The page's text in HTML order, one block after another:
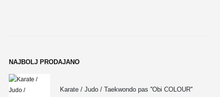
NAJBOLJ PRODAJANO
Karate / Judo / Taekwondo pas ''Obi COLOUR''